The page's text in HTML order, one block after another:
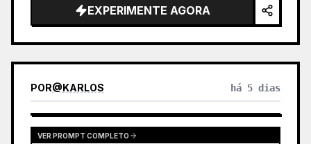
{argument name="character name"
default="…
EXPERIMENTE AGORA
POR@KARLOS há 5 dias
VER PROMPT COMPLETO